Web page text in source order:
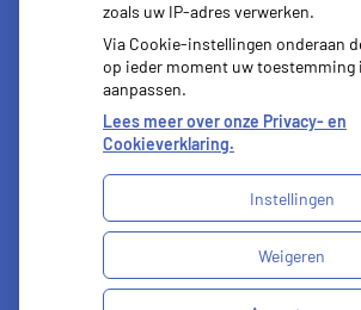
Uw Zorg Online|
Bezoek
onze
facebook
Privacy verklaring Cookie-
zoals uw IP-adres verwerken.
Via Cookie-instellingen onderaan
op ieder moment uw toestemming
aanpassen.
Lees meer over onze Privacy- en
Cookieverklaring.
Instellingen
Weigeren